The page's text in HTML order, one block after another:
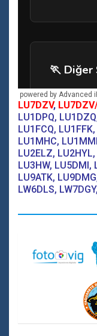
powered by Advanced
LU7DZV,
LU1DPQ,
LU1FCQ,
LU1MHC,
LU2ELZ,
LU3HW, LU5DMI,
LU9ATK,
LW6DLS,